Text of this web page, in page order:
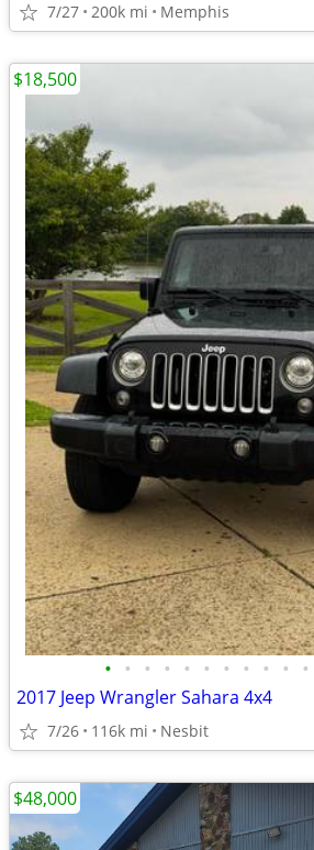
7/27 200k mi Memphis
• • • • • • • • • • •
2017 Jeep Wrangler Sahara 4x4
7/26 116k mi Nesbit
$18,500
$48,000